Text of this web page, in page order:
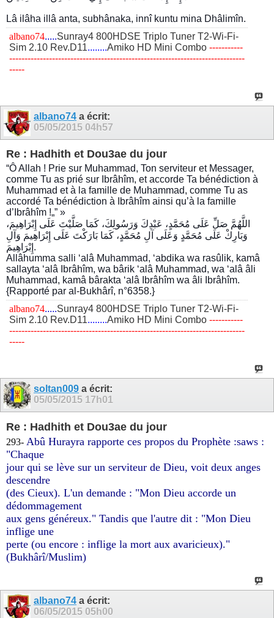
Lâ ilâha illâ anta, subhânaka, innî kuntu mina Dhâlimîn.
albano74.....Sunray4 800HDSE Triplo Tuner T2-Wi-Fi-
Sim 2.10 Rev.D11........Amiko HD Mini Combo ​-----------
-----------------------------------------------------------------------------
-----
albano74 a écrit:
05/05/2015 04h57
Re : Hadhith et Dou3ae du jour
“Ô Allah ! Prie sur Muhammad, Ton serviteur et Messager,
comme Tu as prié sur Ibrâhîm, et accorde Ta bénédiction à
Muhammad et à la famille de Muhammad, comme Tu as
accordé Ta bénédiction à Ibrâhîm ainsi qu’à la famille
d’Ibrâhîm !„” »
اللَّهُمَّ صَلِّ عَلَى مُحَمَّدٍ، عَبْدِكَ وَرَسُولِكَ، كَمَا صَلَّيْتَ عَلَى إِبْرَاهِيمَ،
وَبَارِكْ عَلَى مُحَمَّدٍ وَعَلَى آلِ مُحَمَّدٍ، كَمَا بَارَكْتَ عَلَى إِبْرَاهِيمَ وَآلِ
إِبْرَاهِيمَ.
Allâhumma salli ‘alâ Muhammad, ‘abdika wa rasûlik, kamâ
sallayta ‘alâ Ibrâhîm, wa bârik ‘alâ Muhammad, wa ‘alâ âli
Muhammad, kamâ bârakta ‘alâ Ibrâhîm wa âli Ibrâhîm.
{Rapporté par al-Bukhârî, n°6358.}
albano74.....Sunray4 800HDSE Triplo Tuner T2-Wi-Fi-
Sim 2.10 Rev.D11........Amiko HD Mini Combo ​-----------
-----------------------------------------------------------------------------
-----
soltan009 a écrit:
05/05/2015 17h01
Re : Hadhith et Dou3ae du jour
293- Abû Hurayra rapporte ces propos du Prophète :saws :
"Chaque
jour qui se lève sur un serviteur de Dieu, voit deux anges
descendre
(des Cieux). L'un demande : "Mon Dieu accorde un
dédommagement
aux gens généreux." Tandis que l'autre dit : "Mon Dieu
inflige une
perte (ou encore : inflige la mort aux avaricieux)."
(Bukhârî/Muslim)
albano74 a écrit:
06/05/2015 05h00